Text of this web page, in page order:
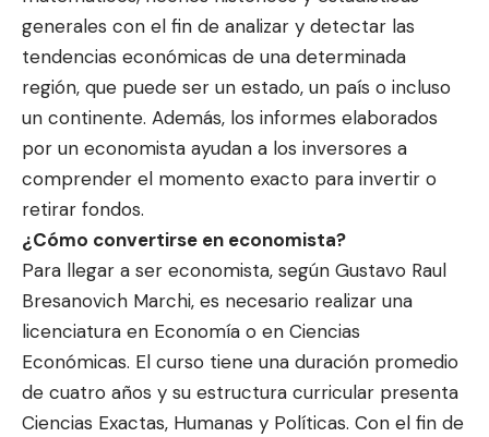
generales con el fin de analizar y detectar las
tendencias económicas de una determinada
región, que puede ser un estado, un país o incluso
un continente. Además, los informes elaborados
por un economista ayudan a los inversores a
comprender el momento exacto para invertir o
retirar fondos.
¿Cómo convertirse en economista?
Para llegar a ser economista, según Gustavo Raul
Bresanovich Marchi, es necesario realizar una
licenciatura en Economía o en Ciencias
Económicas. El curso tiene una duración promedio
de cuatro años y su estructura curricular presenta
Ciencias Exactas, Humanas y Políticas. Con el fin de